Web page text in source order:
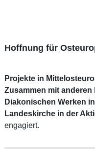
Hoffnung für
Projekte in
Zusammen mit
Diakonischen Werken
Landeskirche in der
engagiert.